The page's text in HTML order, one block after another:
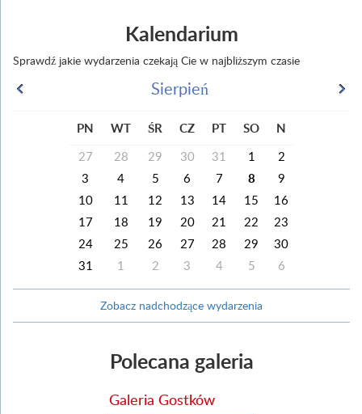
Kalendarium
Sprawdź jakie wydarzenia czekają Cie w najbliższym czasie
Sierpień
PN WT ŚR CZ PT SO N
27 28 29 30 31 1
2
3
4 5 6 7 8
9
10
11 12 13 14 15
16
17
18 19 20 21 22
23
24
25 26 27 28 29
30
31
1 2 3 4 5 6
Zobacz nadchodzące wydarzenia
Polecana galeria
Galeria Gostków